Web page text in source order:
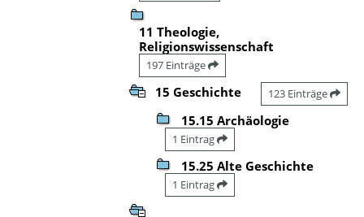
11 Theologie,
Religionswissenschaft
197 Einträge
15 Geschichte 123 Einträge
15.15 Archäologie
1 Eintrag
15.25 Alte Geschichte
1 Eintrag